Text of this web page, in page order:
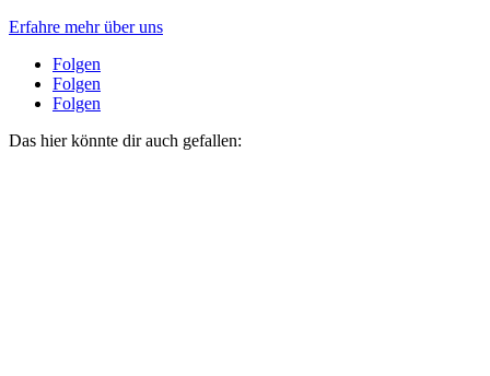
Erfahre mehr über uns
Folgen
Folgen
Folgen
Das hier könnte dir auch gefallen: